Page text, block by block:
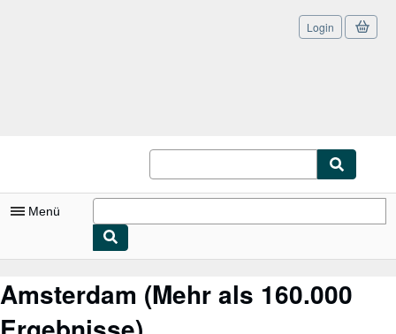
Login
Menü
Meine Bestellungen
Amsterdam (Mehr als 160.000